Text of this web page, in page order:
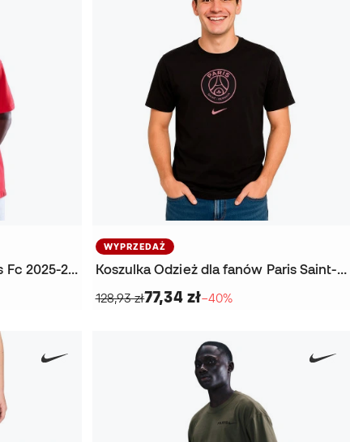
Koszulka Odzież kibica Paris Fc 2025-2026
WYPRZEDAŻ
Koszulka Odzież dla fanów Paris Saint-Germain Mundialito
128,93 zł77,34 zł−40%